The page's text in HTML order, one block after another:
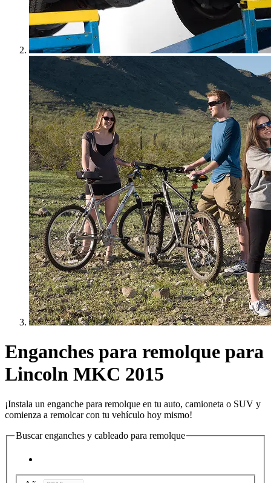
Enganches para remolque para
Lincoln MKC 2015
¡Instala un enganche para remolque en tu auto, camioneta o SUV y
comienza a remolcar con tu vehículo hoy mismo!
Buscar enganches y cableado para remolque